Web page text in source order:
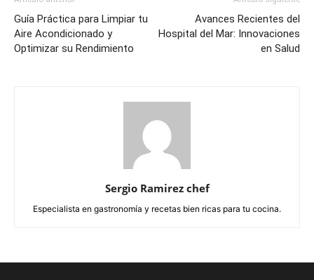
Guía Práctica para Limpiar tu
Aire Acondicionado y
Optimizar su Rendimiento
Avances Recientes del
Hospital del Mar: Innovaciones
en Salud
Sergio Ramirez chef
Especialista en gastronomía y recetas bien ricas para tu cocina.